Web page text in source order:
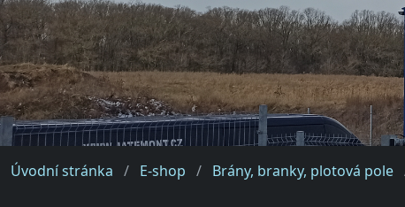
Úvodní stránka E-shop Brány, branky, plotová pole